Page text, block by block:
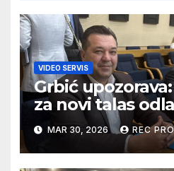
VIDEO SERVIS
Grbić
za novi talas
Njemačku
MAR 30, 2026 REC